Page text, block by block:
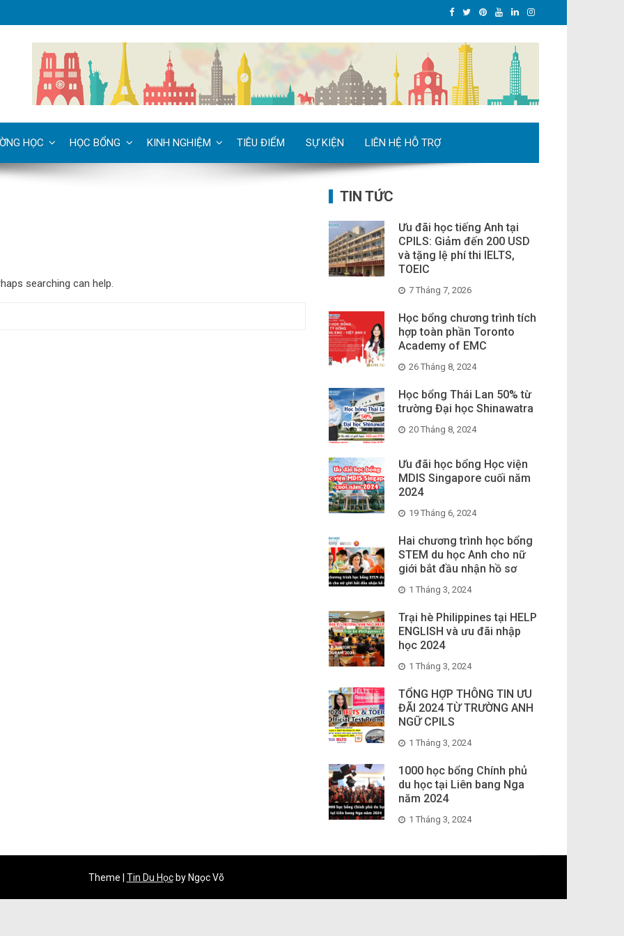
HỌC HỌC BỔNG KINH NGHIỆM TIÊU ĐIỂM SỰ KIỆN LIÊN HỆ HỖ TRỢ
searching can help.
TIN TỨC
Ưu đãi học tiếng Anh tại
CPILS: Giảm đến 200 USD
và tặng lệ phí thi IELTS,
TOEIC
7 Tháng 7, 2026
Học bổng chương trình tích
hợp toàn phần Toronto
Academy of EMC
26 Tháng 8, 2024
Học bổng Thái Lan 50% từ
trường Đại học Shinawatra
20 Tháng 8, 2024
Ưu đãi học bổng Học viện
MDIS Singapore cuối năm
2024
19 Tháng 6, 2024
Hai chương trình học bổng
STEM du học Anh cho nữ
giới bắt đầu nhận hồ sơ
1 Tháng 3, 2024
Trại hè Philippines tại HELP
ENGLISH và ưu đãi nhập
học 2024
1 Tháng 3, 2024
TỔNG HỢP THÔNG TIN ƯU
ĐÃI 2024 TỪ TRƯỜNG ANH
NGỮ CPILS
1 Tháng 3, 2024
1000 học bổng Chính phủ
du học tại Liên bang Nga
năm 2024
1 Tháng 3, 2024
Theme Tin Du Họcby Ngọc Võ